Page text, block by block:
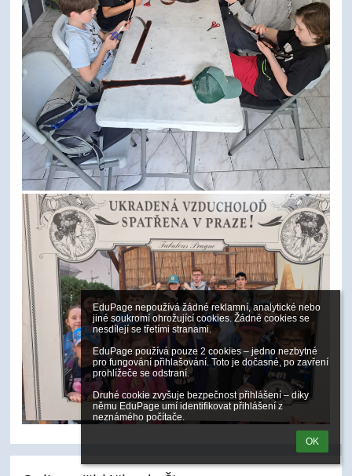
EduPage nepoužívá žádné reklamní, analytické nebo
jiné soukromí ohrožující cookies. Žádné cookies se
nesdílejí se třetími stranami.
EduPage používá pouze 2 cookies – jedno nezbytné
pro fungování přihlašování. Toto je dočasné, po zavření
prohlížeče se odstraní.
Druhé cookie zvyšuje bezpečnost přihlášení – díky
němu EduPage umí identifikovat přihlášení z
neznámého počítače.
OK